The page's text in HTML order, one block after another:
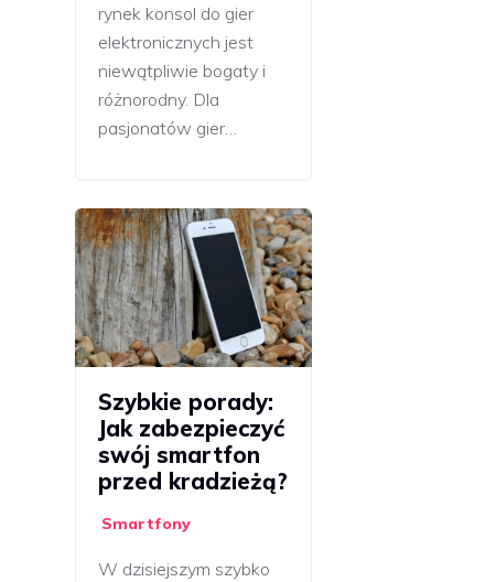
rynek konsol do gier
elektronicznych jest
niewątpliwie bogaty i
różnorodny. Dla
pasjonatów gier…
Szybkie porady:
Jak zabezpieczyć
swój smartfon
przed kradzieżą?
Smartfony
W dzisiejszym szybko